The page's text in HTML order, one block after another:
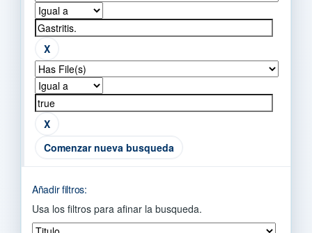
Comenzar nueva busqueda
Añadir filtros:
Usa los filtros para afinar la busqueda.